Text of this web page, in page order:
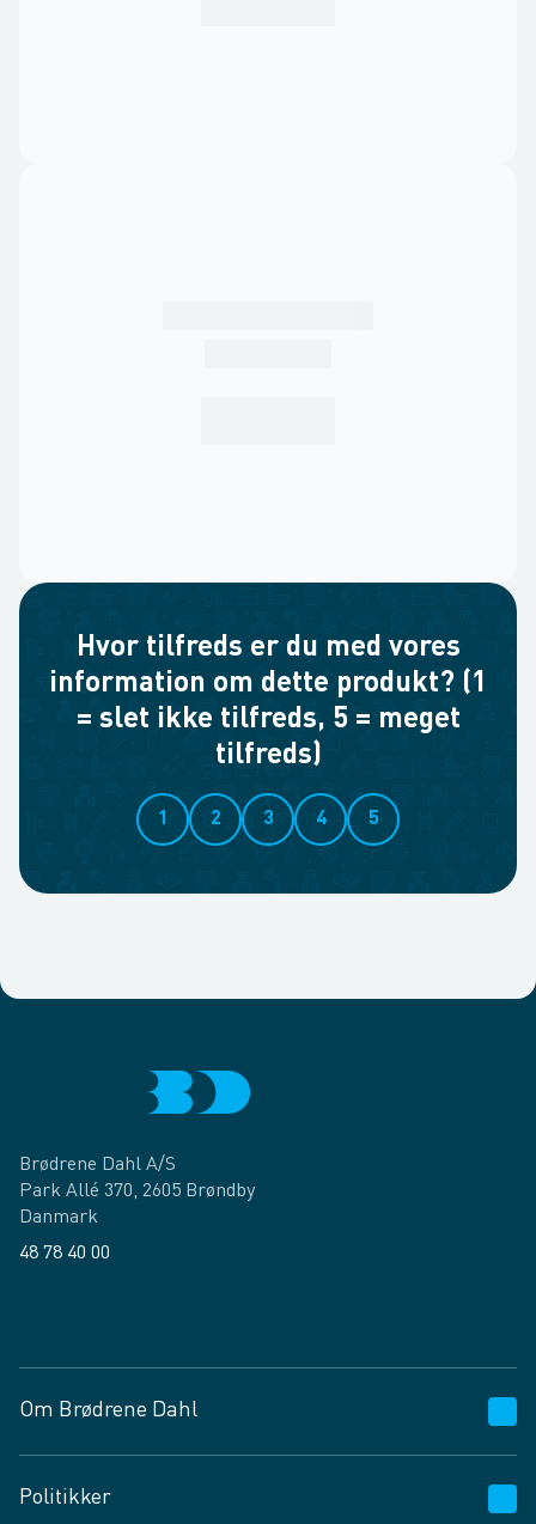
Hvor tilfreds er du med vores
information om dette produkt? (1
= slet ikke tilfreds, 5 = meget
tilfreds)
1 2 3 4 5
Brødrene Dahl A/S
Park Allé 370, 2605 Brøndby
Danmark
48 78 40 00
Om Brødrene Dahl
Vagttelefon 30 10 89 89
Politikker